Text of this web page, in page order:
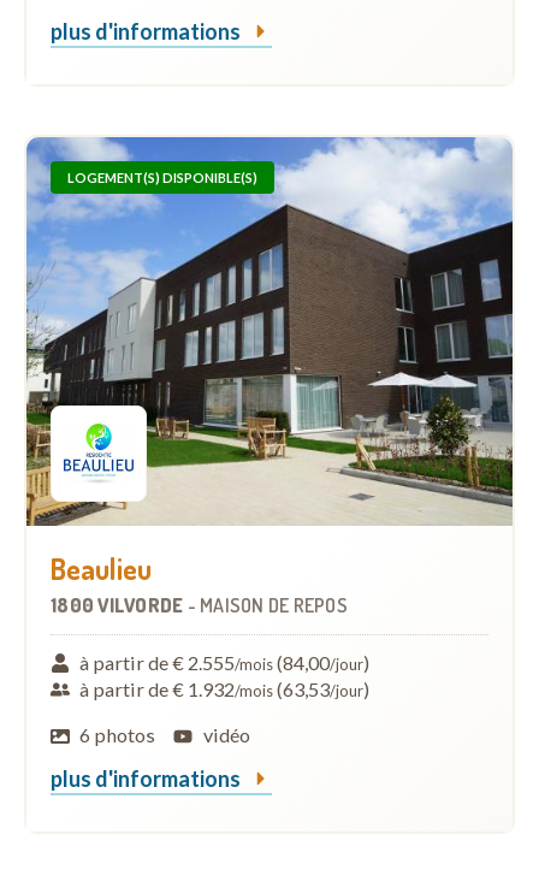
plus d'informations
LOGEMENT(S) DISPONIBLE(S)
Beaulieu
1800 VILVORDE - MAISON DE REPOS
à partir de € 2.555/mois(84,00/jour)
à partir de € 1.932/mois(63,53/jour)
6 photos
vidéo
plus d'informations